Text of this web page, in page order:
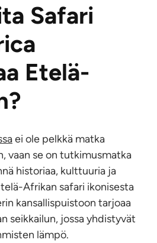
Safari
Etelä-
ei ole pelkkä matka
vaan se on tutkimusmatka
historiaa, kulttuuria ja
Afrikan safari ikonisesta
kansallispuistoon tarjoaa
seikkailun, jossa yhdistyvät
lämpö.